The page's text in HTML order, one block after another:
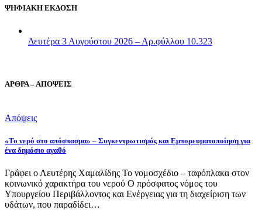
ΨΗΦΙΑΚΗ ΕΚΔΟΣΗ
Δευτέρα 3 Αυγούστου 2026 – Αρ.φύλλου 10.323
ΑΡΘΡΑ – ΑΠΟΨΕΙΣ
Απόψεις
«Το νερό στο απόσπασμα» – Συγκεντρωτισμός και Εμπορευματοποίηση για
ένα δημόσιο αγαθό
Γράφει ο Λευτέρης Χαμαλίδης Το νομοσχέδιο – ταφόπλακα στον
κοινωνικό χαρακτήρα του νερού Ο πρόσφατος νόμος του
Υπουργείου Περιβάλλοντος και Ενέργειας για τη διαχείριση των
υδάτων, που παραδίδει…